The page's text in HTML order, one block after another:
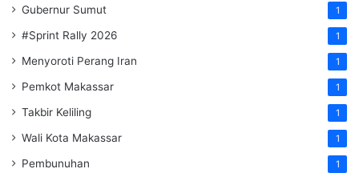
Gubernur Sumut 1
#Sprint Rally 2026 1
Menyoroti Perang Iran 1
Pemkot Makassar 1
Takbir Keliling 1
Wali Kota Makassar 1
Pembunuhan 1